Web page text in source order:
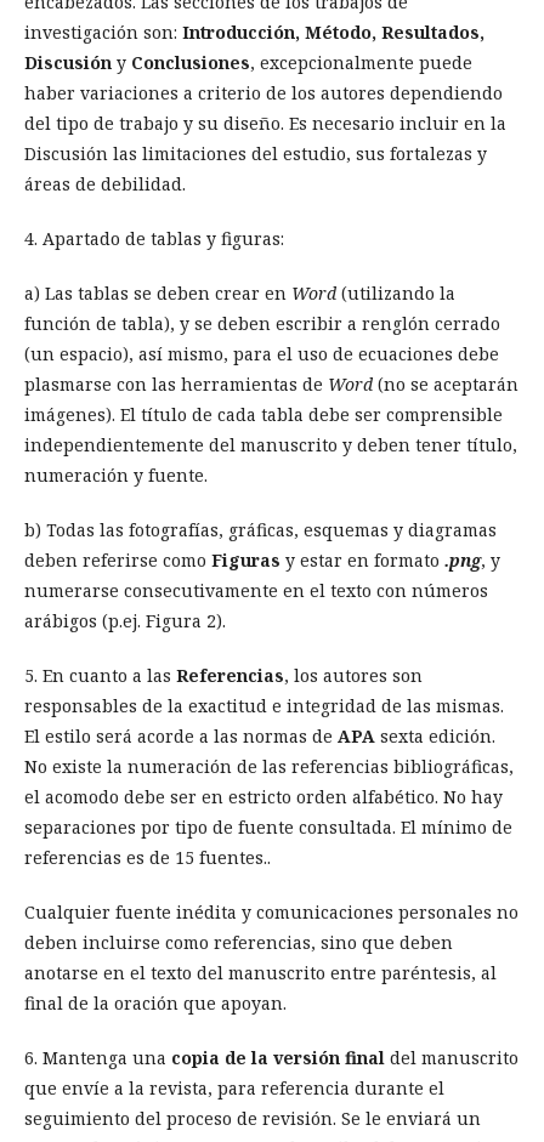
investigación son: Introducción, Método, Resultados,
Discusión y Conclusiones, excepcionalmente puede
haber variaciones a criterio de los autores dependiendo
del tipo de trabajo y su diseño. Es necesario incluir en la
Discusión las limitaciones del estudio, sus fortalezas y
áreas de debilidad.
4. Apartado de tablas y figuras:
a) Las tablas se deben crear en Word (utilizando la
función de tabla), y se deben escribir a renglón cerrado
(un espacio), así mismo, para el uso de ecuaciones debe
plasmarse con las herramientas de Word (no se aceptarán
imágenes). El título de cada tabla debe ser comprensible
independientemente del manuscrito y deben tener título,
numeración y fuente.
b) Todas las fotografías, gráficas, esquemas y diagramas
deben referirse como Figuras y estar en formato .png, y
numerarse consecutivamente en el texto con números
arábigos (p.ej. Figura 2).
5. En cuanto a las Referencias, los autores son
responsables de la exactitud e integridad de las mismas.
El estilo será acorde a las normas de APA sexta edición.
No existe la numeración de las referencias bibliográficas,
el acomodo debe ser en estricto orden alfabético. No hay
separaciones por tipo de fuente consultada. El mínimo de
referencias es de 15 fuentes..
Cualquier fuente inédita y comunicaciones personales no
deben incluirse como referencias, sino que deben
anotarse en el texto del manuscrito entre paréntesis, al
final de la oración que apoyan.
6. Mantenga una copia de la versión final del manuscrito
que envíe a la revista, para referencia durante el
seguimiento del proceso de revisión. Se le enviará un